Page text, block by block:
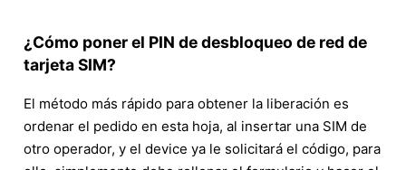
¿Cómo poner el PIN de desbloqueo de red de
tarjeta SIM?
El método más rápido para obtener la liberación es
ordenar el pedido en esta hoja, al insertar una SIM de
otro operador, y el device ya le solicitará el código, para